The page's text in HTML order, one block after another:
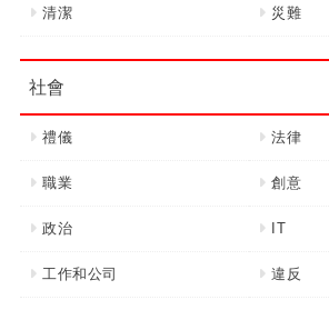
清潔 災難
社會
禮儀 法律
職業 創意
政治 IT
工作和公司 違反